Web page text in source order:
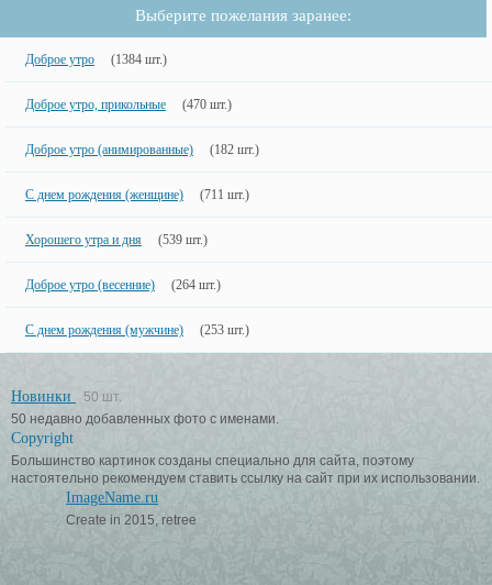
Выберите пожелания заранее:
Доброе утро (1384 шт.)
Доброе утро, прикольные (470 шт.)
Доброе утро (анимированные) (182 шт.)
С днем рождения (женщине) (711 шт.)
Хорошего утра и дня (539 шт.)
Доброе утро (весенние) (264 шт.)
С днем рождения (мужчине) (253 шт.)
Новинки
50 шт.
50 недавно добавленных фото с именами.
Copyright
Большинство картинок созданы специально для сайта, поэтому
настоятельно рекомендуем ставить ссылку на сайт при их использовании.
ImageName.ru
Create in 2015, retree